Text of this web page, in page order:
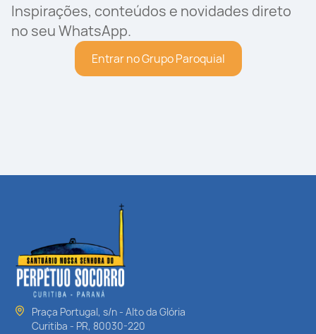
Inspirações, conteúdos e novidades direto
no seu WhatsApp.
Entrar no Grupo Paroquial
Praça Portugal, s/n - Alto da Glória
Curitiba - PR, 80030-220